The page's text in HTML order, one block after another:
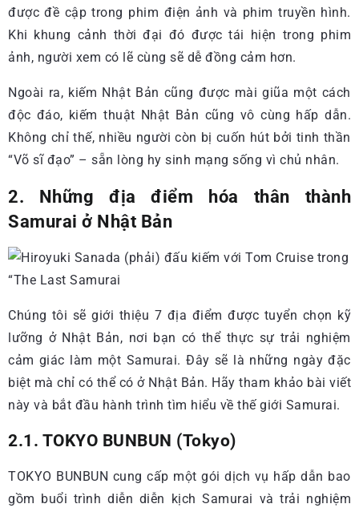
được đề cập trong phim điện ảnh và phim truyền hình.
Khi khung cảnh thời đại đó được tái hiện trong phim
ảnh, người xem có lẽ cùng sẽ dễ đồng cảm hơn.
Ngoài ra, kiếm Nhật Bản cũng được mài giũa một cách
độc đáo, kiếm thuật Nhật Bản cũng vô cùng hấp dẫn.
Không chỉ thế, nhiều người còn bị cuốn hút bởi tinh thần
“Võ sĩ đạo” – sẵn lòng hy sinh mạng sống vì chủ nhân.
2. Những địa điểm hóa thân thành
Samurai ở Nhật Bản
Chúng tôi sẽ giới thiệu 7 địa điểm được tuyển chọn kỹ
lưỡng ở Nhật Bản, nơi bạn có thể thực sự trải nghiệm
cảm giác làm một Samurai. Đây sẽ là những ngày đặc
biệt mà chỉ có thể có ở Nhật Bản. Hãy tham khảo bài viết
này và bắt đầu hành trình tìm hiểu về thế giới Samurai.
2.1. TOKYO BUNBUN (Tokyo)
TOKYO BUNBUN cung cấp một gói dịch vụ hấp dẫn bao
gồm buổi trình diễn diễn kịch Samurai và trải nghiệm